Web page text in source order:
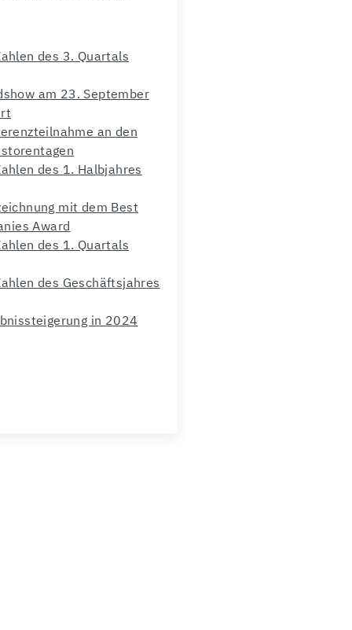
des 3. Quartals
am 23. September
an den
des 1. Halbjahres
mit dem Best
Award
des 1. Quartals
des Geschäftsjahres
in 2024